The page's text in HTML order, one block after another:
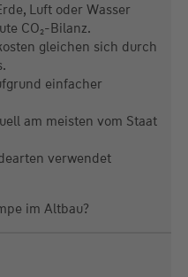
Luft oder Wasser
CO₂-Bilanz.
gleichen sich durch
einfacher
am meisten vom Staat
verwendet
im Altbau?